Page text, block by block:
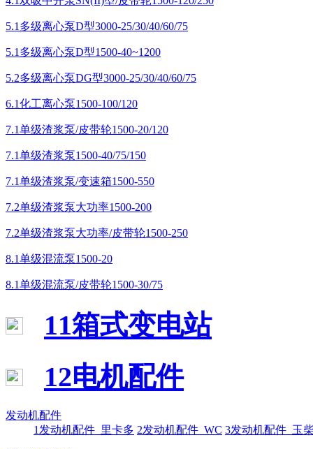
5.1多级离心泵D型3000-25/30/40/60/75
5.1多级离心泵D型1500-40~1200
5.2多级离心泵DG型3000-25/30/40/60/75
6.1化工离心泵1500-100/120
7.1单级渣浆泵/皮带轮1500-20/120
7.1单级渣浆泵1500-40/75/150
7.1单级渣浆泵/变速箱1500-550
7.2单级渣浆泵大功率1500-200
7.2单级渣浆泵大功率/皮带轮1500-250
8.1单级混流泵1500-20
8.1单级混流泵/皮带轮1500-30/75
11箱式变电站
12电机配件
发动机配件
1发动机配件_里卡多 2发动机配件_WC 3发动机配件_玉